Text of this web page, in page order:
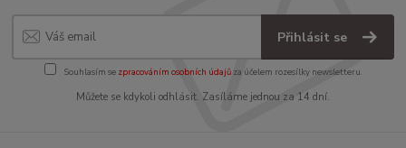
Přihlásit se
Souhlasím se zpracováním osobních údajůza účelem rozesílky newsletteru.
Můžete se kdykoli odhlásit. Zasíláme jednou za 14 dní.